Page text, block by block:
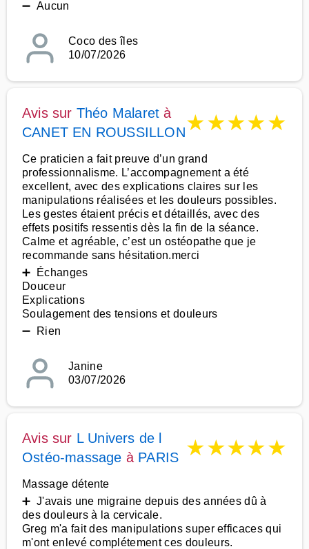
➖ Aucun
Coco des îles
10/07/2026
Avis sur Théo Malaret à
CANET EN ROUSSILLON★★★★★
Ce praticien a fait preuve d’un grand
professionnalisme. L’accompagnement a été
excellent, avec des explications claires sur les
manipulations réalisées et les douleurs possibles.
Les gestes étaient précis et détaillés, avec des
effets positifs ressentis dès la fin de la séance.
Calme et agréable, c’est un ostéopathe que je
recommande sans hésitation.merci
➕ Échanges
Douceur
Explications
Soulagement des tensions et douleurs
➖ Rien
Janine
03/07/2026
Avis sur L Univers de l
Ostéo-massage à PARIS ★★★★★
Massage détente
➕ J'avais une migraine depuis des années dû à
des douleurs à la cervicale.
Greg m'a fait des manipulations super efficaces qui
m'ont enlevé complétement ces douleurs.